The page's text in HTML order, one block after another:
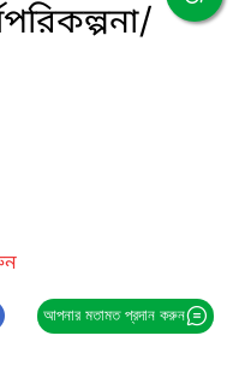
আপনার মতামত প্রদান করুন